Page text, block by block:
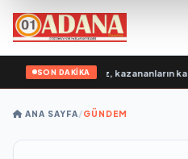
SON DAKİKA
gençlerimiz, kazananların
ANA SAYFA/GÜNDEM